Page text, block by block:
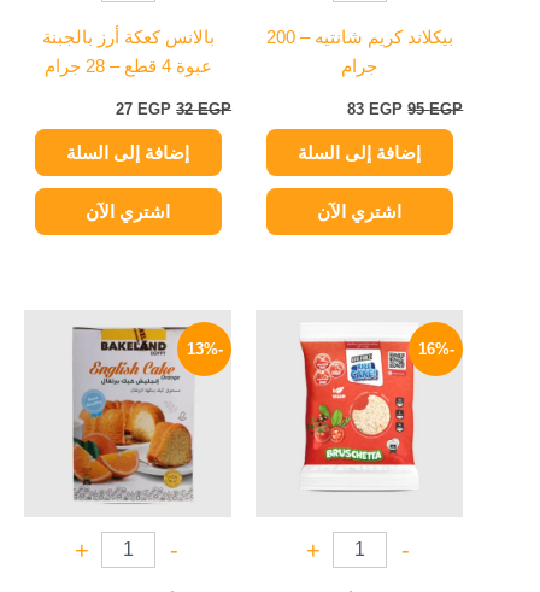
بيكلاند كريم شانتيه – 200
جرام
95EGP
83 EGP
إضافة إلى السلة
اشتري الآن
بالانس كعكة أرز بالجبنة
عبوة 4 قطع – 28 جرام
32EGP
27 EGP
إضافة إلى السلة
اشتري الآن
-16%
-
+
الأصلي
هو:
32 EGP.
الحالي
هو:
27 EGP.
-13%
-
+
الأصلي
هو:
55 EGP.
الحالي
هو:
48 EGP.